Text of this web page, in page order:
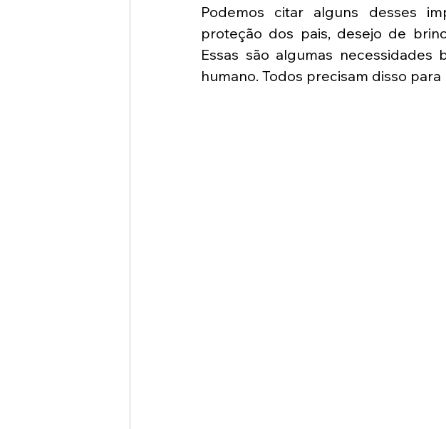
Podemos citar alguns desses
proteção dos pais, desejo de
Essas são algumas
humano. Todos precisam disso